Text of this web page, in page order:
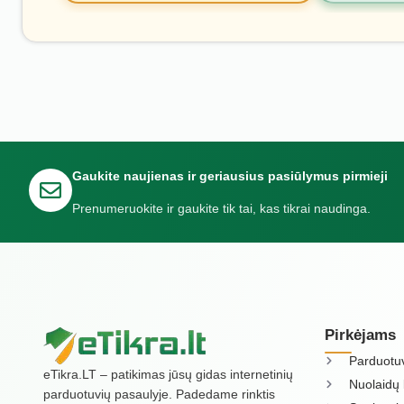
Gaukite naujienas ir geriausius pasiūlymus pirmieji
Prenumeruokite ir gaukite tik tai, kas tikrai naudinga.
eTikra.LT – patikimas jūsų gidas internetinių
parduotuvių pasaulyje. Padedame rinktis
Pirkėjams
Nuolaidų